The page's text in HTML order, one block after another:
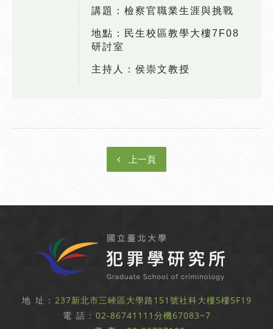
講題：檢察官職業生涯與挑戰
地點：民生校區教學大樓7F08
研討室
主持人：侯崇文教授
上一頁
地 址： 237新北市三峽區大學路151號社科大樓5樓5F19
電 話： 02-86741111分機67083~7